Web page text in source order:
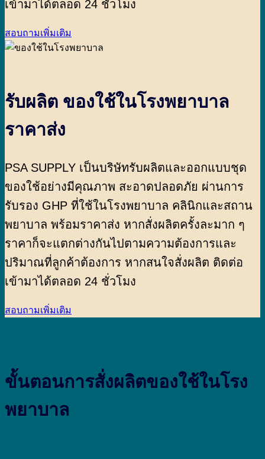
เข้ามาได้ตลอด 24 ชั่วโมง
สอบถามเพิ่มเติม
รับผลิต ของใช้ในโรงพยาบาล
ราคาส่ง
PSA SUPPLY เป็นบริษัทรับผลิตและออกแบบชุด
ของใช้อย่างมีคุณภาพ สะอาดปลอดภัย ผ่านการ
รับรอง GHP ที่ใช้ในโรงพยาบาล คลินิกและสถาน
พยาบาล พร้อมราคาส่ง หากสั่งผลิตครั้งละมาก ๆ
ราคาก็จะแตกต่างกันไปตามความต้องการและ
ปริมาณที่ลูกค้าต้องการ หากสนใจสั่งผลิต ติดต่อ
เข้ามาได้ตลอด 24 ชั่วโมง
สอบถามเพิ่มเติม
ขั้นตอนการสั่งผลิตของใช้ในโรง
พยาบาล